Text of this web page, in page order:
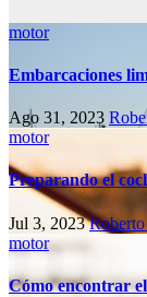
motor
Embarcaciones
Ago 31, 2023
motor
Preparando el
Jul 3, 2023
motor
Cómo encontrar